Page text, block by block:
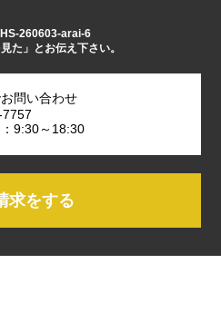
260603-arai-6
た」とお伝え下さい。
問い合わせ
9:30～18:30
求をする